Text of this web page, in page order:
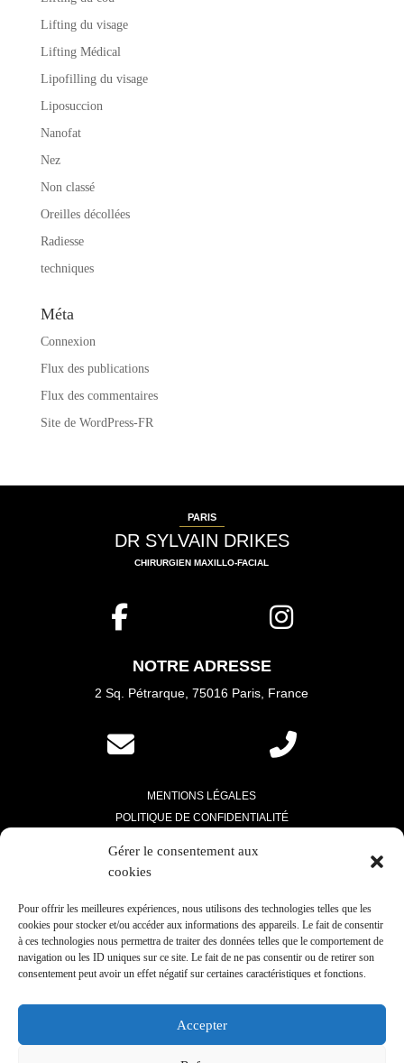
Gérer le consentement aux
cookies
Pour offrir les meilleures expériences, nous utilisons des technologies telles que les
cookies pour stocker et/ou accéder aux informations des appareils. Le fait de consentir
à ces technologies nous permettra de traiter des données telles que le comportement de
navigation ou les ID uniques sur ce site. Le fait de ne pas consentir ou de retirer son
consentement peut avoir un effet négatif sur certaines caractéristiques et fonctions.
Accepter
Lifting du visage
Lifting Médical
Lipofilling du visage
Liposuccion
Nanofat
Nez
Non classé
Oreilles décollées
Radiesse
techniques
Méta
Connexion
Flux des publications
Flux des commentaires
Site de WordPress-FR
PARIS
DR SYLVAIN DRIKES
CHIRURGIEN MAXILLO-FACIAL
NOTRE ADRESSE
2 Sq. Pétrarque, 75016 Paris , France
MENTIONS LÉGALES
POLITIQUE DE CONFIDENTIALITÉ
Accueil
Qui suis-je ?
Chirurgie esthétique
Médecine esthétique